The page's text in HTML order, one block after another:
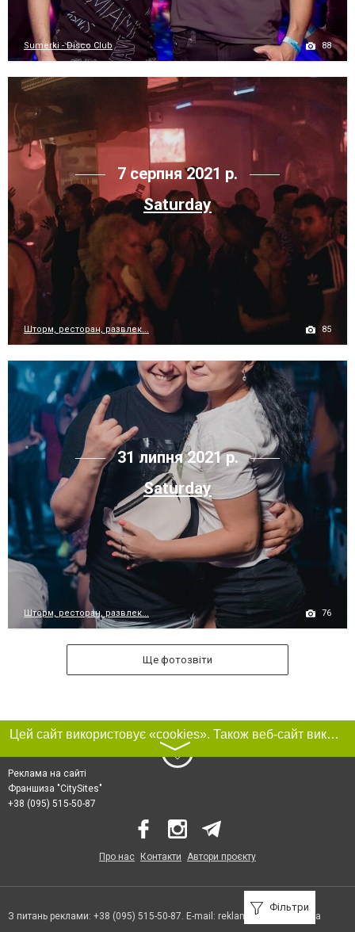
Sumerki - Disco Club 88
7 серпня 2021 р.
Saturday
Шторм, ресторан, развлек... 85
31 липня 2021 р.
Saturday
Шторм, ресторан, развлек... 76
Ще фотозвіти
Фільтри
Цей сайт використовує «cookies». Також веб-сайт використовує інтернет-сервіс для збору технічних даних стосовно відвідувачів з метою отримання маркетингової та статистичної інформації. Умови обробки даних відвідувачів сайту див.
〉
Реклама на сайті
Франшиза "CitySites"
+38 (095) 515-50-87
Про нас Контакти Автори проєкту
З питань реклами: +38 (095) 515-50-87. E-mail: reklama@0512.com.ua